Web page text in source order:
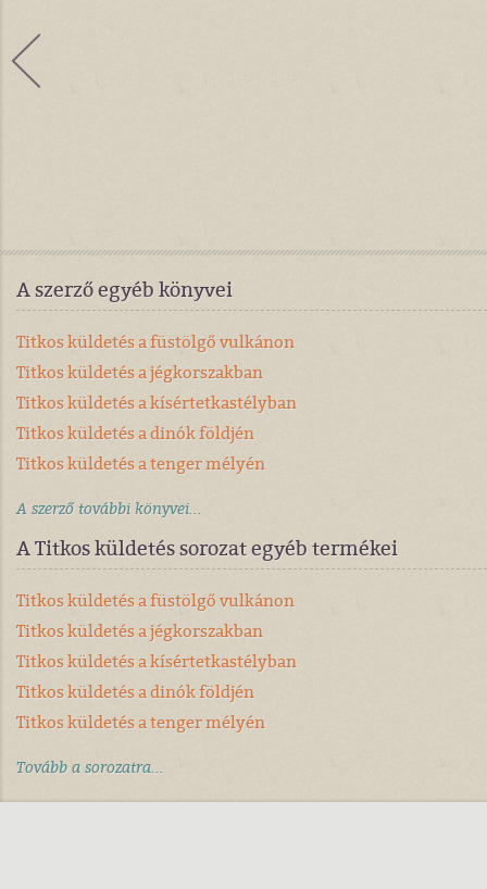
A szerző egyéb könyvei
Titkos küldetés a füstölgő vulkánon
Titkos küldetés a jégkorszakban
Titkos küldetés a kísértetkastélyban
Titkos küldetés a dinók földjén
Titkos küldetés a tenger mélyén
A szerző további könyvei...
A Titkos küldetés sorozat egyéb termékei
Titkos küldetés a füstölgő vulkánon
Titkos küldetés a jégkorszakban
Titkos küldetés a kísértetkastélyban
Titkos küldetés a dinók földjén
Titkos küldetés a tenger mélyén
Tovább a sorozatra...